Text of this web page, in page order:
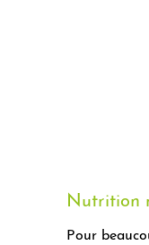
Nutrition
Pour